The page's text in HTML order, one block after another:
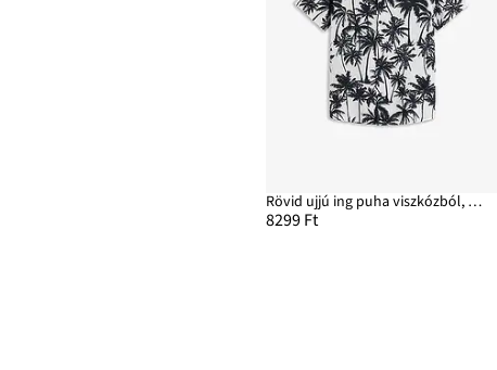
Rövid ujjú ing puha viszkózból, Slim Fit
8299 Ft